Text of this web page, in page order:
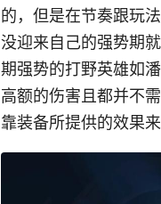
的，但是在节奏跟玩
没迎来自己的强势期
期强势的打野英雄如
高额的伤害且都并不
靠装备所提供的效果